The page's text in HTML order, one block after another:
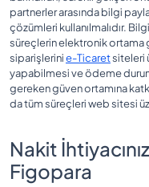
partnerler arasında bilgi
çözümleri kullanılmalıdır.
süreçlerin elektronik ortama
siparişlerinie-Ticaretsiteleri
yapabilmesi ve ödeme
gereken güven ortamına
da tüm süreçleri web sitesi
Nakit
Figopara